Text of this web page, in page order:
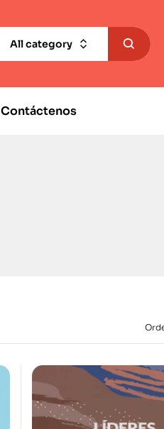
All category
Contáctenos